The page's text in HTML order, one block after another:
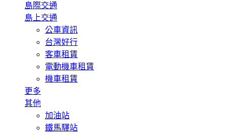
島際交通
島上交通
公車資訊
台灣好行
客車租賃
電動機車租賃
機車租賃
更多
其他
加油站
鐵馬驛站